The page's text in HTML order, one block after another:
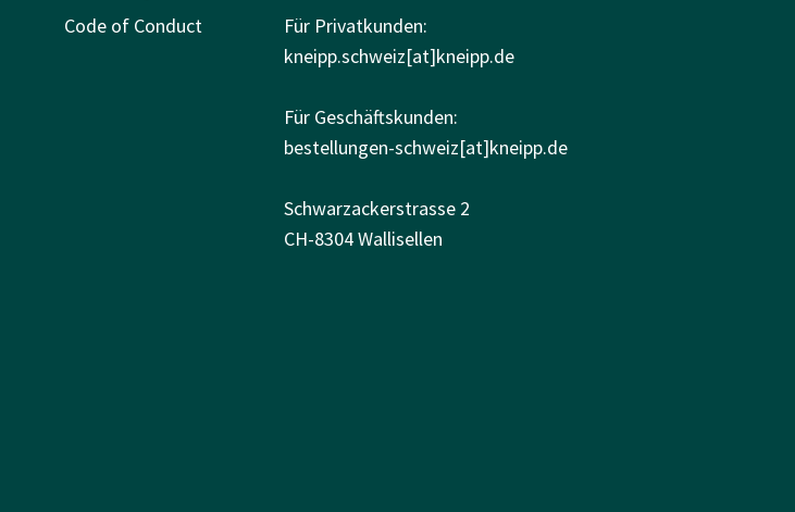
Code of Conduct
Für Privatkunden:
kneipp.schweiz[at]kneipp.de
Für Geschäftskunden:
bestellungen-schweiz[at]kneipp.de
Schwarzackerstrasse 2
CH-8304 Wallisellen